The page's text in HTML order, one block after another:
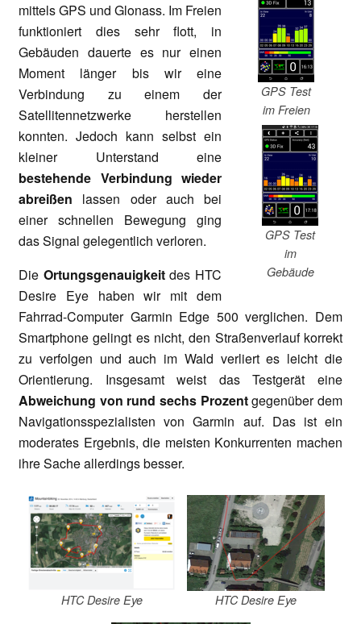
GPS Test
im Freien
GPS Test
im
Gebäude
mittels GPS und Glonass. Im Freien
funktioniert dies sehr flott, in
Gebäuden dauerte es nur einen
Moment länger bis wir eine
Verbindung zu einem der
Satellitennetzwerke herstellen
konnten. Jedoch kann selbst ein
kleiner Unterstand eine
bestehende Verbindung wieder
abreißen lassen oder auch bei
einer schnellen Bewegung ging
das Signal gelegentlich verloren.
Die Ortungsgenauigkeitdes HTC
Desire Eye haben wir mit dem
Fahrrad-Computer Garmin Edge 500 verglichen. Dem
Smartphone gelingt es nicht, den Straßenverlauf korrekt
zu verfolgen und auch im Wald verliert es leicht die
Orientierung. Insgesamt weist das Testgerät eine
Abweichung von rund sechs Prozentgegenüber dem
Navigationsspezialisten von Garmin auf. Das ist ein
moderates Ergebnis, die meisten Konkurrenten machen
ihre Sache allerdings besser.
HTC Desire Eye HTC Desire Eye